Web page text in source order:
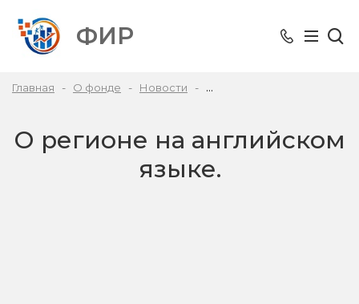
ФИР
Главная О фонде Новости О регионе на английском
О регионе на английском
языке.